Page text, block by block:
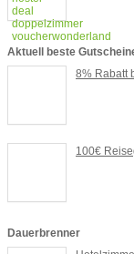
Aktuell beste
8% Rabatt
100€
Dauerbrenner